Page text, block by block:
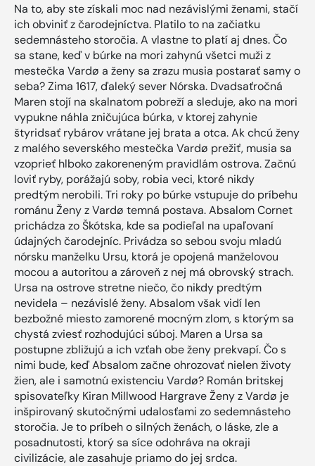
Na to, aby ste získali moc nad nezávislými ženami, stačí
ich obviniť z čarodejníctva. Platilo to na začiatku
sedemnásteho storočia. A vlastne to platí aj dnes. Čo
sa stane, keď v búrke na mori zahynú všetci muži z
mestečka Vardø a ženy sa zrazu musia postarať samy o
seba? Zima 1617, ďaleký sever Nórska. Dvadsaťročná
Maren stojí na skalnatom pobreží a sleduje, ako na mori
vypukne náhla zničujúca búrka, v ktorej zahynie
štyridsať rybárov vrátane jej brata a otca. Ak chcú ženy
z malého severského mestečka Vardø prežiť, musia sa
vzoprieť hlboko zakoreneným pravidlám ostrova. Začnú
loviť ryby, porážajú soby, robia veci, ktoré nikdy
predtým nerobili. Tri roky po búrke vstupuje do príbehu
románu Ženy z Vardø temná postava. Absalom Cornet
prichádza zo Škótska, kde sa podieľal na upaľovaní
údajných čarodejníc. Privádza so sebou svoju mladú
nórsku manželku Ursu, ktorá je opojená manželovou
mocou a autoritou a zároveň z nej má obrovský strach.
Ursa na ostrove stretne niečo, čo nikdy predtým
nevidela – nezávislé ženy. Absalom však vidí len
bezbožné miesto zamorené mocným zlom, s ktorým sa
chystá zviesť rozhodujúci súboj. Maren a Ursa sa
postupne zbližujú a ich vzťah obe ženy prekvapí. Čo s
nimi bude, keď Absalom začne ohrozovať nielen životy
žien, ale i samotnú existenciu Vardø? Román britskej
spisovateľky Kiran Millwood Hargrave Ženy z Vardø je
inšpirovaný skutočnými udalosťami zo sedemnásteho
storočia. Je to príbeh o silných ženách, o láske, zle a
posadnutosti, ktorý sa síce odohráva na okraji
civilizácie, ale zasahuje priamo do jej srdca.